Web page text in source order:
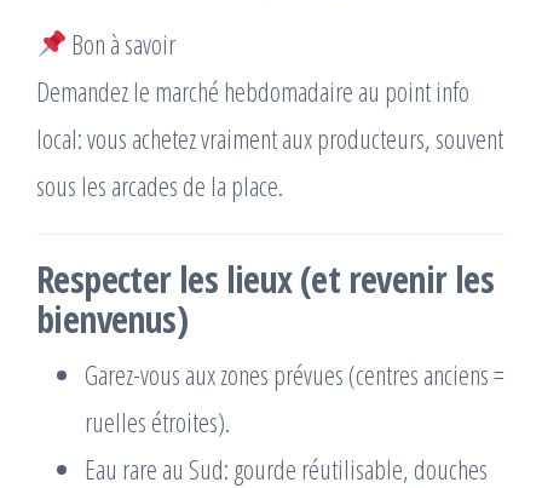
Bon à savoir
Demandez le marché hebdomadaire au point info
local: vous achetez vraiment aux producteurs, souvent
sous les arcades de la place.
Respecter les lieux (et revenir les
bienvenus)
Garez-vous aux zones prévues (centres anciens =
ruelles étroites).
Eau rare au Sud: gourde réutilisable, douches